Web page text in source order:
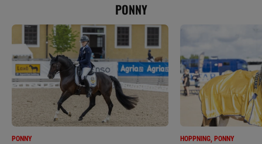
PONNY
PONNY HOPPNING, PONNY